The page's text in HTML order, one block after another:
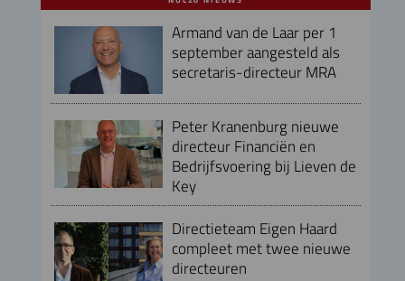
Armand van de Laar per 1
september aangesteld als
secretaris-directeur MRA
Peter Kranenburg nieuwe
directeur Financiën en
Bedrijfsvoering bij Lieven de
Key
Directieteam Eigen Haard
compleet met twee nieuwe
directeuren